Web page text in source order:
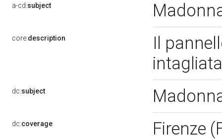
a-cd:subject
core:description
Il
dc:subject
dc:coverage Firenze